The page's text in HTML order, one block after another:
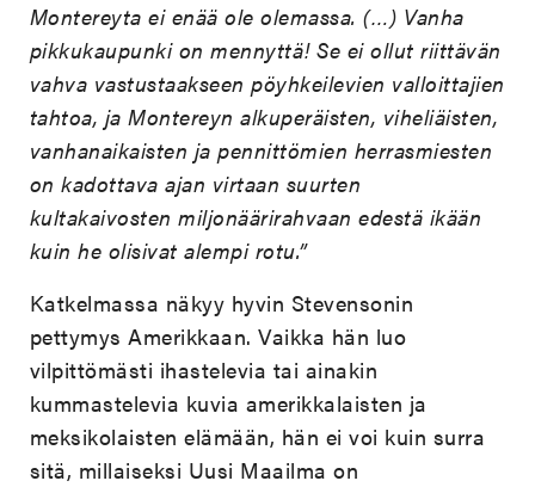
Montereyta ei enää ole olemassa. (…) Vanha
pikkukaupunki on mennyttä! Se ei ollut riittävän
vahva vastustaakseen pöyhkeilevien valloittajien
tahtoa, ja Montereyn alkuperäisten, viheliäisten,
vanhanaikaisten ja pennittömien herrasmiesten
on kadottava ajan virtaan suurten
kultakaivosten miljonäärirahvaan edestä ikään
kuin he olisivat alempi rotu.”
Katkelmassa näkyy hyvin Stevensonin
pettymys Amerikkaan. Vaikka hän luo
vilpittömästi ihastelevia tai ainakin
kummastelevia kuvia amerikkalaisten ja
meksikolaisten elämään, hän ei voi kuin surra
sitä, millaiseksi Uusi Maailma on